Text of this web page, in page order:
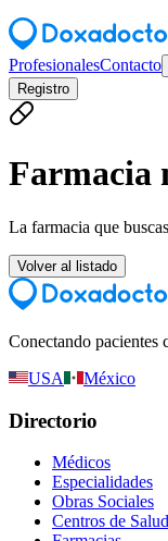
ProfesionalesContacto
Registro
Farmacia
La farmacia que
Volver al listado
Conectando pacientes
USA
México
Directorio
Médicos
Especialidades
Obras Sociales
Centros de Salud